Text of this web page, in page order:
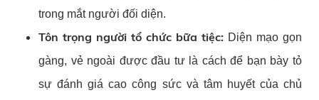
trong mắt người đối diện.
Tôn trọng người tổ chức bữa tiệc: Diện mạo gọn
gàng, vẻ ngoài được đầu tư là cách để bạn bày tỏ
sự đánh giá cao công sức và tâm huyết của chủ